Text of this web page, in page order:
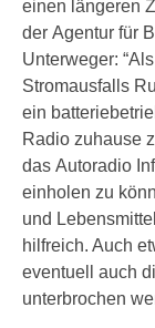
einen längeren
der Agentur für
Unterweger:
Stromausfalls
ein
Radio zuhause
das Autoradio
einholen zu
und
hilfreich. Auch
eventuell auch
unterbrochen